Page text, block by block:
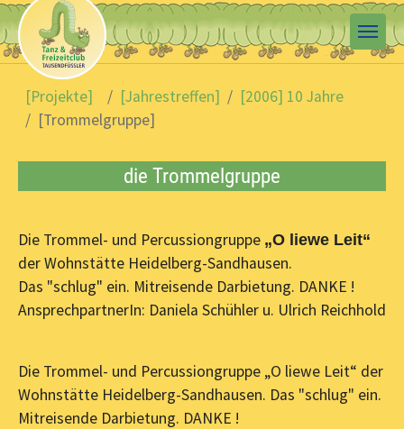
Skip to main content
You are here:
[Projekte]
[Jahrestreffen]
[2006] 10 Jahre
[Trommelgruppe]
die Trommelgruppe
Die Trommel- und Percussiongruppe „O liewe Leit“
der Wohnstätte Heidelberg-Sandhausen.
Das "schlug" ein. Mitreisende Darbietung. DANKE !
AnsprechpartnerIn: Daniela Schühler u. Ulrich Reichhold
Die Trommel- und Percussiongruppe „O liewe Leit“ der
Wohnstätte Heidelberg-Sandhausen. Das "schlug" ein.
Mitreisende Darbietung. DANKE !